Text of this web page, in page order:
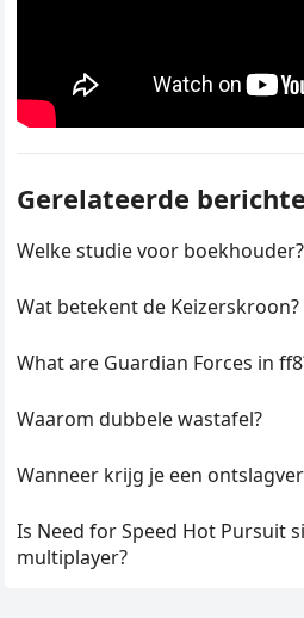
Gerelateerde
Welke studie voor boekhouder?
Wat betekent de Keizerskroon?
What are Guardian Forces in
Waarom dubbele wastafel?
Wanneer krijg je een
Is Need for Speed Hot Pursuit
multiplayer?